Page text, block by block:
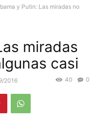
y Putin: Las miradas no
miradas
casi
2016 0
40